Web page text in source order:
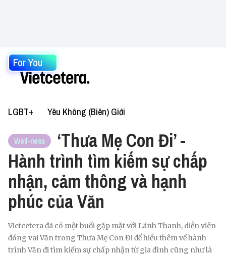
For You
LGBT+ Yêu Không (Biên) Giới
Well-ness
‘Thưa Mẹ Con Đi’ -
Hành trình tìm kiếm sự chấp
nhận, cảm thông và hạnh
phúc của Văn
Vietcetera đã có một buổi gặp mặt với Lãnh Thanh, diễn viên
đóng vai Văn trong Thưa Mẹ Con Đi để hiểu thêm về hành
trình Văn đi tìm kiếm sự chấp nhận từ gia đình cũng như là